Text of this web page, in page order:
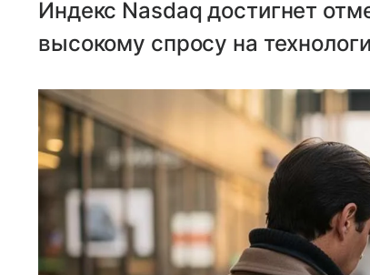
Индекс Nasdaq достигнет
высокому спросу на